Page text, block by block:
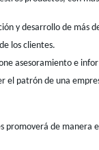
y desarrollo de más
los clientes.
asesoramiento e
patrón de una
promoverá de